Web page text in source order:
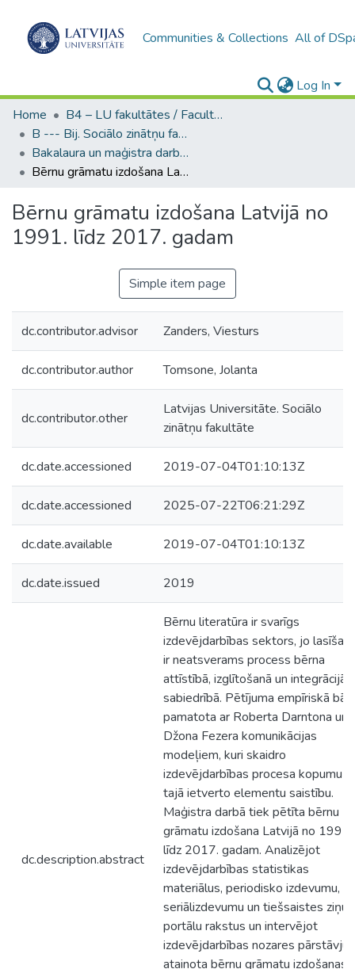
Communities & Collections All of
Log In
Home
B4 – LU fakultātes / Faculties of the UL
B --- Bij. Sociālo zinātņu fakultātes noslēguma darbi / Faculty of Social Sciences - Graduate works
Bakalaura un maģistra darbi (SZF) / Bachelor's and Master's theses
Bērnu grāmatu izdošana Latvijā no 1991. līdz 2017. gadam
Bērnu grāmatu izdošana Latvijā no
1991. līdz 2017. gadam
Simple item page
dc.contributor.advisor Zanders, Viesturs
dc.contributor.author Tomsone, Jolanta
dc.contributor.other
Latvijas Universitāte. Sociālo
zinātņu fakultāte
dc.date.accessioned 2019-07-04T01:10:13Z
dc.date.accessioned 2025-07-22T06:21:29Z
dc.date.available 2019-07-04T01:10:13Z
dc.date.issued 2019
dc.description.abstract
Bērnu literatūra ir svarīgs
izdevējdarbības sektors, jo
ir neatsverams process bērna
attīstībā, izglītošanā un integrācijā
sabiedrībā. Pētījuma empīriskā
pamatota ar Roberta Darntona un
Džona Fezera komunikācijas
modeļiem, kuri skaidro
izdevējdarbības procesa kopumu
tajā ietverto elementu saistību.
Maģistra darbā tiek pētīta bērnu
grāmatu izdošana Latvijā no 1991.
līdz 2017. gadam. Analizējot
izdevējdarbības statistikas
materiālus, periodisko izdevumu,
seriālizdevumu un tiešsaistes ziņu
portālu rakstus un intervējot
izdevējdarbības nozares
atainota bērnu grāmatu izdošanas